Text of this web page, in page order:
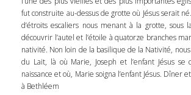
fut construite au-dessus de grotte où Jésus serait
d’étroits escaliers nous menant à la grotte, sous
découvrir l’autel et l’étoile à quatorze branches
nativité. Non loin de la basilique de la Nativité,
du Lait, là où Marie, Joseph et l’enfant Jésus se
naissance et où, Marie soigna l’enfant Jésus. Dîner
à Bethléem